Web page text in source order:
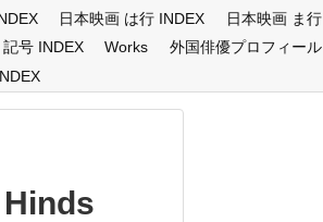
日本映画 は行 INDEX
日本映画 ま
号 INDEX Works
外国俳優プロフィー